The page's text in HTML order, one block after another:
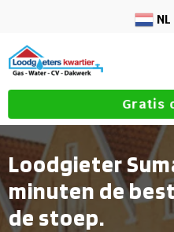
NL
Gratis
Loodgieter
minuten de
de stoep.